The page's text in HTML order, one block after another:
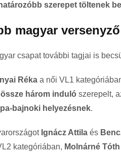
szerepet töltenek be
magyar
csapat további tagjai is
Réka a női VL1
három induló szerepelt,
bajnoki helyezésnek.
Ignácz Attila és
kategóriában, Molnárné